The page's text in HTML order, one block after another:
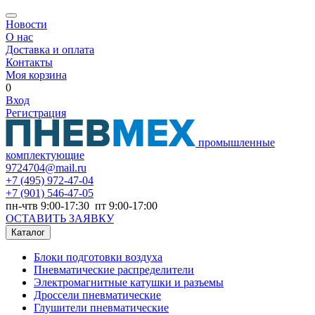
Новости
О нас
Доставка и оплата
Контакты
Моя корзина
0
Вход
Регистрация
промышленные
комплектующие
9724704@mail.ru
+7 (495) 972-47-04
+7 (901) 546-47-05
пн-чтв 9:00-17:30 пт 9:00-17:00
ОСТАВИТЬ ЗАЯВКУ
Каталог
Блоки подготовки воздуха
Пневматические распределители
Электромагнитные катушки и разъемы
Дроссели пневматические
Глушители пневматические